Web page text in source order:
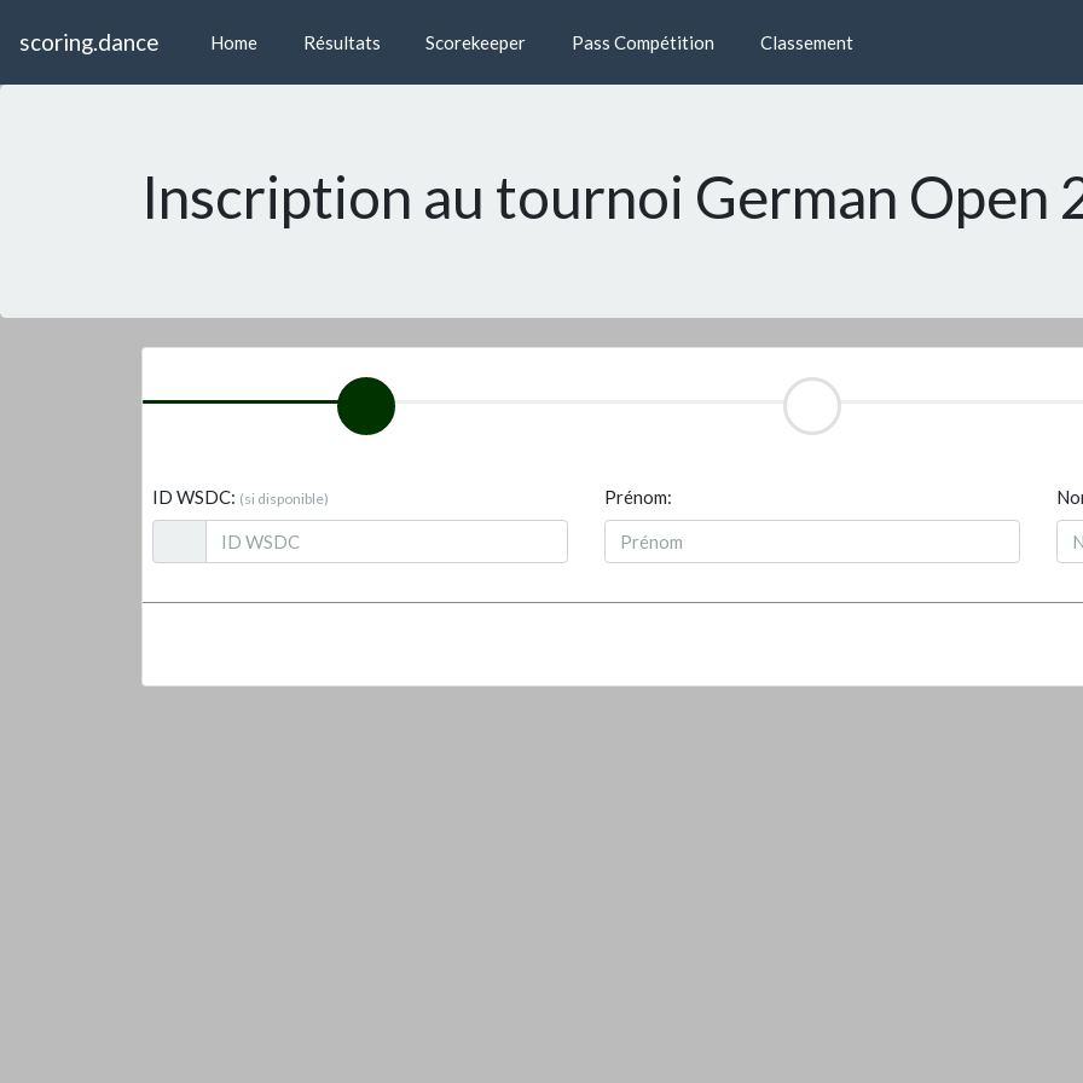
scoring.dance Home Résultats Scorekeeper Pass Compétition Classement
Inscription au tournoi German Open
ID WSDC: (si disponible) Prénom: